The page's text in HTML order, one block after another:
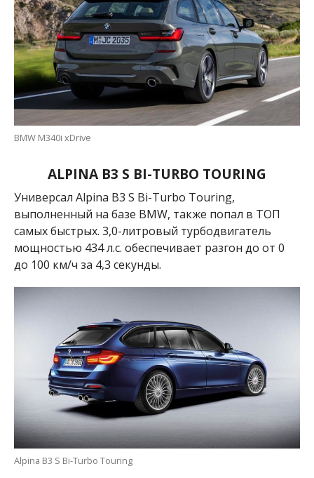
BMW M340i xDrive
ALPINA B3 S BI-TURBO TOURING
Универсал Alpina B3 S Bi-Turbo Touring,
выполненный на базе BMW, также попал в ТОП
самых быстрых. 3,0-литровый турбодвигатель
мощностью 434 л.с. обеспечивает разгон до от 0
до 100 км/ч за 4,3 секунды.
Alpina B3 S Bi-Turbo Touring